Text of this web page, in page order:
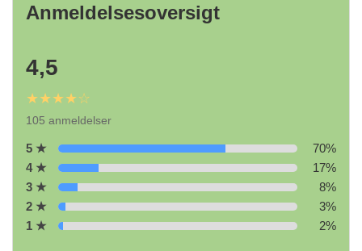
Anmeldelsesoversigt
4,5
★★★★☆
105 anmeldelser
5 ★
70%
4 ★
17%
3 ★
8%
2 ★
3%
1 ★
2%